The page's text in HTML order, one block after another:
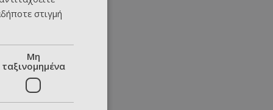
στιγμή
Μη
ταξινομημένα